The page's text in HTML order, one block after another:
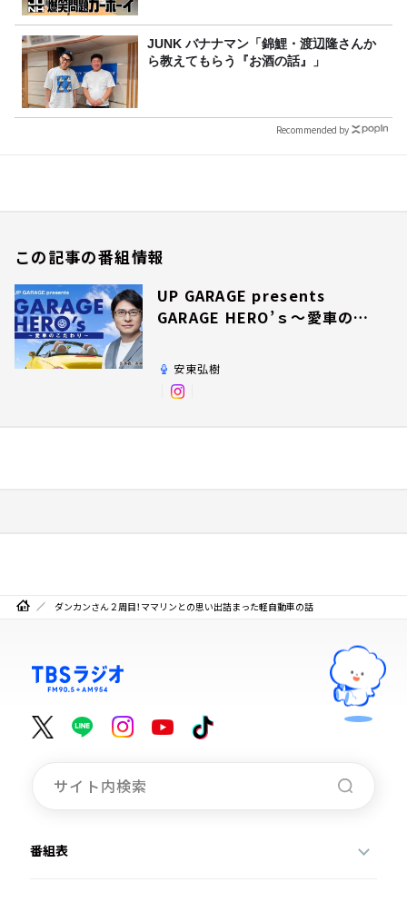
JUNK バナナマン「錦鯉・渡辺隆さんか
ら教えてもらう『お酒の話』」
Recommended by
この記事の番組情報
UP GARAGE presents
GARAGE HERO’ｓ～愛車のこ
安東弘樹
ダンカンさん２周目！ママリンとの思い出詰まった軽自動車の話
番組表